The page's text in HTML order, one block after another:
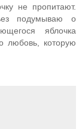
не пропитают.
подумываю о
яблочка
любовь, которую